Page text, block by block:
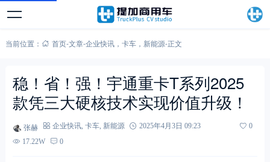
当前位置： 首页-文章-企业快讯， 卡车， 新能源-正文
稳！省！强！宇通重卡T系列2025
款凭三大硬核技术实现价值升级！
张赫 企业快讯, 卡车, 新能源 2025年4月3日 09:23
0
17.22W
0